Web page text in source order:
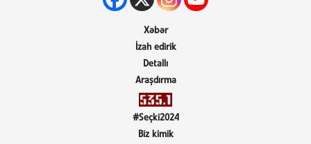
Xəbər
İzah edirik
Detallı
Araşdırma
#Seçki2024
Biz kimik